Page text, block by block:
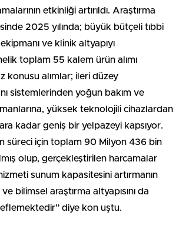
etkinliği artırıldı. Araştırma
2025 yılında; büyük bütçeli tıbbi
ve klinik altyapıyı
toplam 55 kalem ürün alımı
konusu alımlar; ileri düzey
sistemlerinden yoğun bakım ve
yüksek teknolojili cihazlardan
kadar geniş bir yelpazeyi kapsıyor.
süreci için toplam 90 Milyon 436 bin
olup, gerçekleştirilen harcamalar
sunum kapasitesini artırmanın
bilimsel araştırma altyapısını da
diye kon uştu.